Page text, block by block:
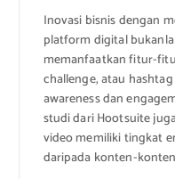
Inovasi bisnis dengan
platform digital
memanfaatkan fitur-
challenge, atau
awareness dan
studi dari Hootsuite
video memiliki tingkat
daripada konten-